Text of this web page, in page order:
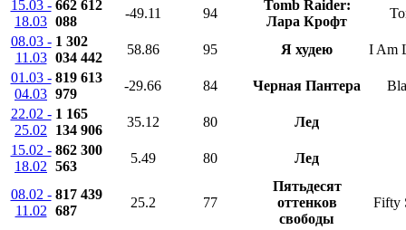
15.03 -
18.03
662 612
088
-49.11 94
Tomb Raider:
Лара Крофт
08.03 -
11.03
1 302
034 442
58.86 95 Я худею
I Am
01.03 -
04.03
819 613
979
-29.66 84 Черная Пантера
22.02 -
25.02
1 165
134 906
35.12 80
Лед
15.02 -
18.02
862 300
563
5.49 80 Лед
08.02 -
11.02
817 439
687
25.2 77
Пятьдесят
оттенков
свободы
Fifty